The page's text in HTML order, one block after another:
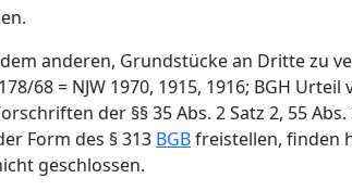
anderen, Grundstücke an Dritte zu
68 = NJW 1970, 1915, 1916; BGH Urteil
der §§ 35 Abs. 2 Satz 2, 55
Form des § 313 BGBfreistellen, finden
geschlossen.